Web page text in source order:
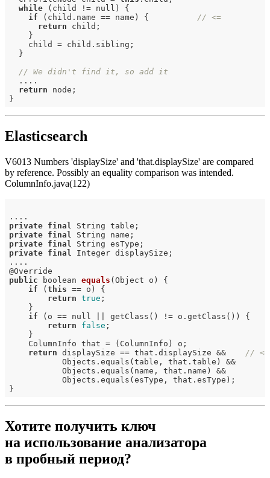
while (child != null) {
if (child.name == name) {
// <=
return child;
    }
    child = child.sibling;
  }
// We didn't find it, so add it
  ....
return node;
Elasticsearch
V6013 Numbers 'displaySize' and 'that.displaySize' are compared
by reference. Possibly an equality comparison was intended.
ColumnInfo.java(122)
private
final
private
final
private
final
private
final
Integer displaySize;
....
@
public boolean equals (Object o)
{
if (this == o) {
return true ;
    }
if (o == null || getClass() != o.getClass()) {
return
false ;
    }
    ColumnInfo that = (ColumnInfo) o;
return displaySize == that.displaySize &&
// <=
           Objects.equals(table, that.table) &&
           Objects.equals(name, that.name) &&
           Objects.equals(esType, that.esType);
Хотите получить ключ
на использование анализатора
в пробный период?